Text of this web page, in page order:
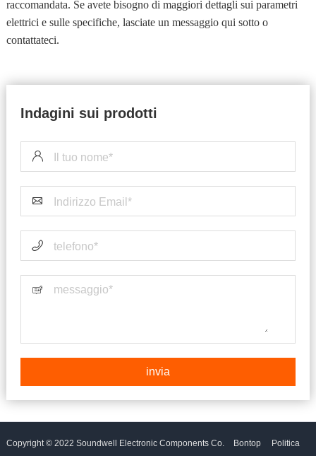
raccomandata. Se avete bisogno di maggiori dettagli sui parametri
elettrici e sulle specifiche, lasciate un messaggio qui sotto o
contattateci.
Indagini sui prodotti
Copyright © 2022 Soundwell Electronic Components Co. Bontop Politica